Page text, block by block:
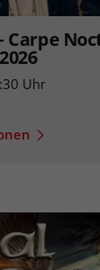
Carpe
Uhr